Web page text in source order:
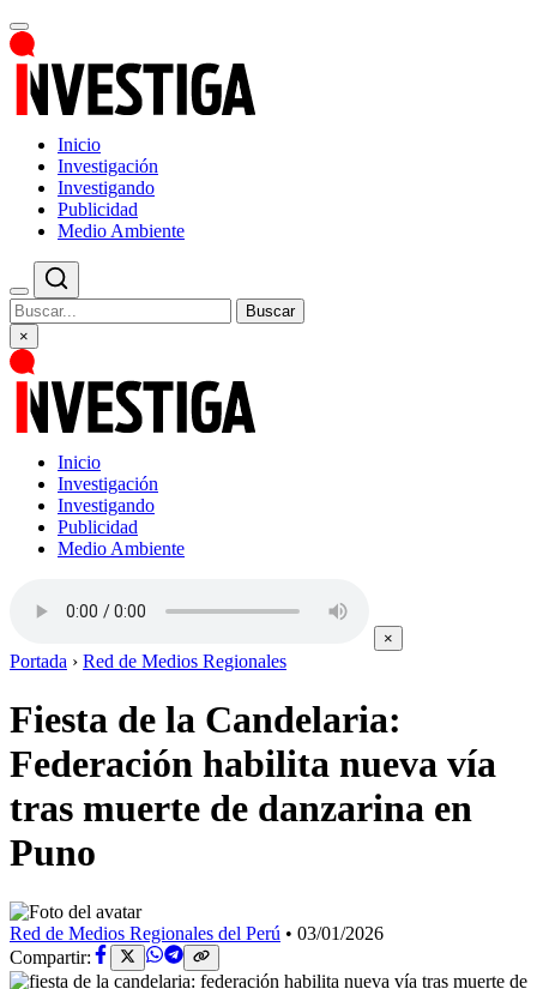
Inicio
Investigación
Investigando
Publicidad
Medio Ambiente
Buscar
×
Inicio
Investigación
Investigando
Publicidad
Medio Ambiente
×
Portada › Red de Medios Regionales
Fiesta de la Candelaria:
Federación habilita nueva vía
tras muerte de danzarina en
Puno
Red de Medios Regionales del Perú • 03/01/2026
Compartir: